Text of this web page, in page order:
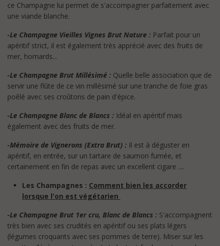
ce Champagne lui permet de s'accompagner parfaitement avec
une viande blanche.
-Le Champagne Vieilles Vignes Brut Nature : Parfait pour un
apéritif strict, il est également très apprécié avec des fruits de
mer, homards...
-Le Champagne Brut Millésimé : Quelle belle association que de
servir une flûte de ce vin millésimé sur une tranche de foie gras
poêlé avec ses croûtons de pain d'épice.
-Le Champagne Blanc de Blancs : Idéal en apéritif mais
également avec des fruits de mer.
-Mémoire de Vignerons (Extra Brut) : Il est à déguster en
apéritif, en entrée, sur un tartare de saumon fumée, et
certainement en fin de repas avec un excellent cigare ....
Les Champagnes : Comment bien les accorder
lorsque l'on est végétarien
-Le Champagne Brut 1er cru, Blanc de Blancs : S'accompagnent
très bien avec ses crudités en apéritif ou ses plats légers
(légumes croquants avec ses pommes de terre). Miser sur les